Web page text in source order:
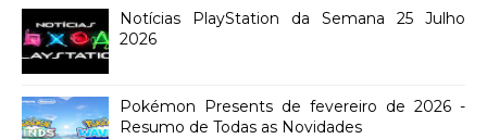
Notícias PlayStation da Semana 25 Julho
2026
Pokémon Presents de fevereiro de 2026 -
Resumo de Todas as Novidades